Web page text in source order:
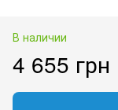
В наличии
4 655 грн